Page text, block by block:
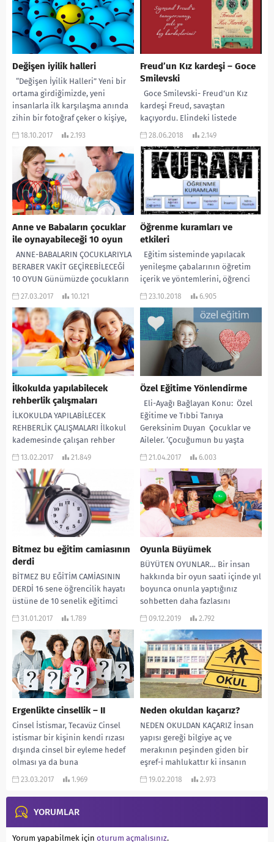
Bir gün...
Değişen iyilik halleri
“Değişen İyilik Halleri” Yeni bir
ortama girdiğimizde, yeni
insanlarla ilk karşılaşma anında
zihin bir fotoğraf çeker o kişiye,
ya...
18.10.2017 2.193
Freud’un Kız kardeşi – Goce
Smilevski
Goce Smilevski- Freud’un Kız
kardeşi Freud, savaştan
kaçıyordu. Elindeki listede
yanında götüreceği kişilerin ismi
ağabeyim(Freud), karısı,
çocukları...
28.06.2018 2.149
Anne ve Babaların çocuklar
ile oynayabileceği 10 oyun
ANNE-BABALARIN ÇOCUKLARIYLA
BERABER VAKİT GEÇİREBİLECEĞİ
10 OYUN Günümüzde çocukların
kişiliği ve davranışları üzerinde
27.03.2017 10.121
Öğrenme kuramları ve
etkileri
Eğitim sisteminde yapılacak
yenileşme çabalarının öğretim
içerik ve yöntemlerini, öğrenci
başarısını ölçme ve
dışı etkinlikleri...
23.10.2018 6.905
İlkokulda yapılabilecek
rehberlik çalışmaları
İLKOKULDA YAPILABİLECEK
REHBERLİK ÇALIŞMALARI İlkokul
kademesinde çalışan rehber
öğretmen meslektaşlarım,
somutlaştırırken lise ve ortaokul
kademesine göre daha fazla...
13.02.2017 21.849
Özel Eğitime Yönlendirme
Eli-Ayağı Bağlayan Konu: Özel
Eğitime ve Tıbbi Tanıya
Gereksinim Duyan Çocuklar ve
Aileler. ‘Çocuğumun bu yaşta
böyle bir tanı ...
21.04.2017 6.003
Bitmez bu eğitim camiasının
derdi
BİTMEZ BU EĞİTİM CAMİASININ
DERDİ 16 sene öğrencilik hayatı
üstüne de 10 senelik eğitimci
olarak eğitimle ilgili sıkıntıları
31.01.2017 1.789
Oyunla Büyümek
BÜYÜTEN OYUNLAR… Bir insan
hakkında bir oyun saati içinde yıl
boyunca onunla yaptığınız
sohbetten daha fazlasını
keşfedebilirsiniz. Platon
09.12.2019 2.792
Ergenlikte cinsellik – II
Cinsel İstismar, Tecavüz Cinsel
istismar bir kişinin kendi rızası
dışında cinsel bir eyleme hedef
olması ya da buna
kalkışılmasıdır. Kadın,...
23.03.2017 1.969
Neden okuldan kaçarız?
NEDEN OKULDAN KAÇARIZ İnsan
yapısı gereği bilgiye aç ve
merakının peşinden giden bir
eşref-i mahlukattır ki insanın
dünyada yaşamını
19.02.2018 2.973
YORUMLAR
Yorum yapabilmek için oturum açmalısınız.